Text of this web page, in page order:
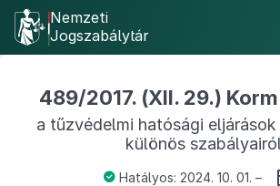
Nemzeti
Jogszabálytár
489/2017. (XII. 29.)
a tűzvédelmi hatósági
különös szabályairól
Hatályos: 2024. 10. 01. –